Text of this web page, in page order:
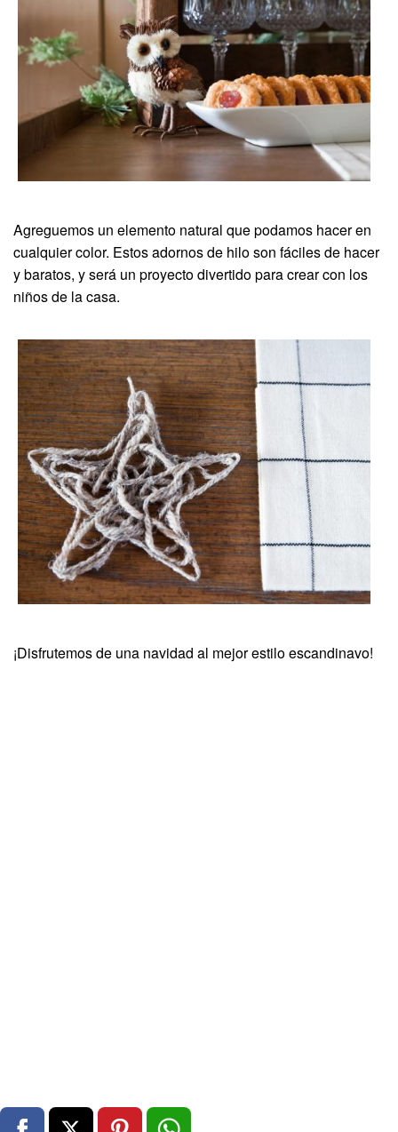
Agreguemos un elemento natural que podamos hacer en
cualquier color. Estos adornos de hilo son fáciles de hacer
y baratos, y será un proyecto divertido para crear con los
niños de la casa.
¡Disfrutemos de una navidad al mejor estilo escandinavo!